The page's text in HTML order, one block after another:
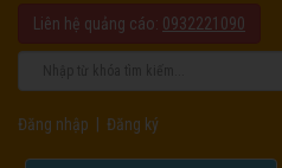
Liên hệ quảng cáo: 0932221090
Đăng nhập Đăng ký